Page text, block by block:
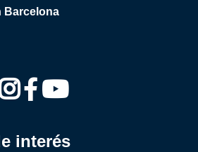
Barcelona
interés